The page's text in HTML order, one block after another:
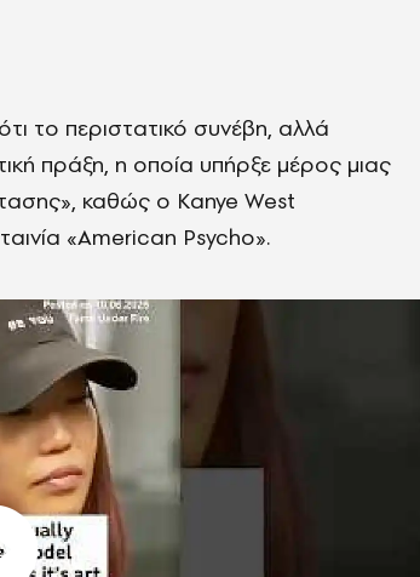
το περιστατικό συνέβη, αλλά
πράξη, η οποία υπήρξε μέρος μιας
καθώς ο Kanye West
«American Psycho».